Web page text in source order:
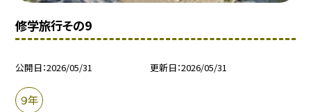
修学旅行その9
公開日 2026/05/31 更新日 2026/05/31
９年